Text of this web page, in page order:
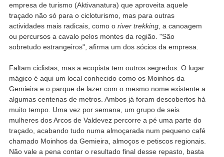
empresa de turismo (Aktivanatura) que aproveita aquele
traçado não só para o cicloturismo, mas para outras
actividades mais radicais, como o river trekking, a canoagem
ou percursos a cavalo pelos montes da região. "São
sobretudo estrangeiros", afirma um dos sócios da empresa.
Faltam ciclistas, mas a ecopista tem outros segredos. O lugar
mágico é aqui um local conhecido como os Moinhos da
Gemieira e o parque de lazer com o mesmo nome existente a
algumas centenas de metros. Ambos já foram descobertos há
muito tempo. Uma vez por semana, um grupo de seis
mulheres dos Arcos de Valdevez percorre a pé uma parte do
traçado, acabando tudo numa almoçarada num pequeno café
chamado Moinhos da Gemieira, almoços e petiscos regionais.
Não vale a pena contar o resultado final desse repasto, basta